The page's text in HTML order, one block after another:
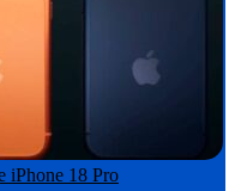
iPhone 18 Pro